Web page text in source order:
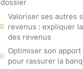
dossier
Valoriser ses autres
revenus : expliquer
des revenus
Optimiser son
pour rassurer la